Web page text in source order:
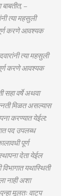
–
त्या महसुली
पूर्ण करणे आवश्यक
त्या महसुली
पूर्ण करणे आवश्यक
सहा वर्षे अथवा
मिळत असल्यास
करण्यात येईल:
पद उपलब्ध
पूर्ण
देता येईल
यथास्थिती
नाही अशा
मूलतः वाटप